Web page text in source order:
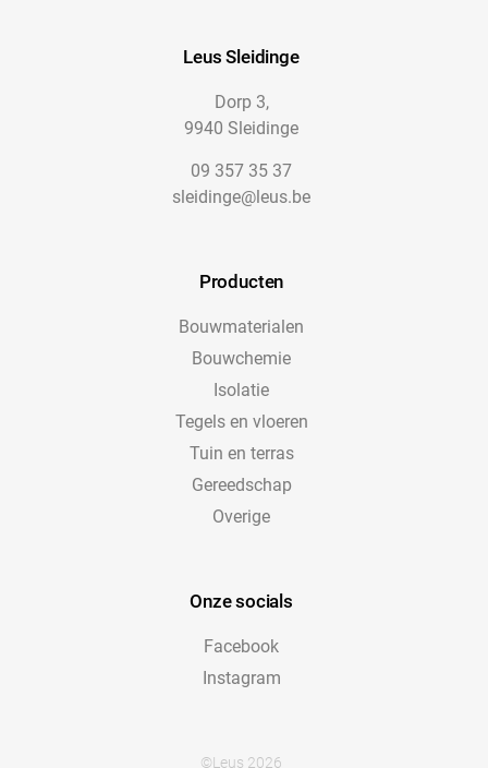
Leus Sleidinge
Dorp 3,
9940 Sleidinge
09 357 35 37
sleidinge@leus.be
Producten
Bouwmaterialen
Bouwchemie
Isolatie
Tegels en vloeren
Tuin en terras
Gereedschap
Overige
Onze socials
Facebook
Instagram
©Leus 2026